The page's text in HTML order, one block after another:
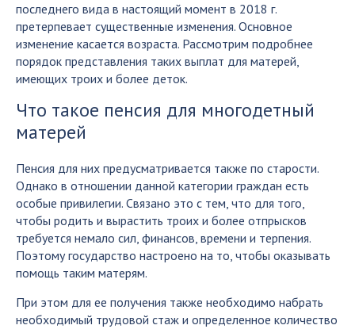
последнего вида в настоящий момент в 2018 г.
претерпевает существенные изменения. Основное
изменение касается возраста. Рассмотрим подробнее
порядок представления таких выплат для матерей,
имеющих троих и более деток.
Что такое пенсия для многодетный
матерей
Пенсия для них предусматривается также по старости.
Однако в отношении данной категории граждан есть
особые привилегии. Связано это с тем, что для того,
чтобы родить и вырастить троих и более отпрысков
требуется немало сил, финансов, времени и терпения.
Поэтому государство настроено на то, чтобы оказывать
помощь таким матерям.
При этом для ее получения также необходимо набрать
необходимый трудовой стаж и определенное количество